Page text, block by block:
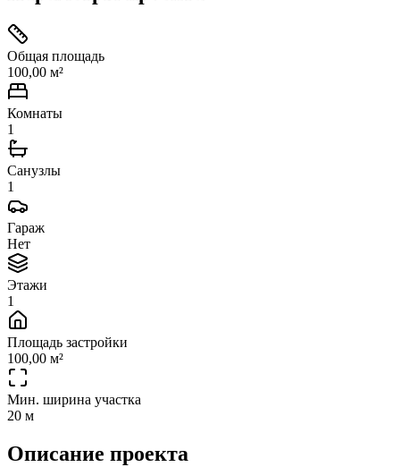
Общая площадь
100,00 м²
Комнаты
1
Санузлы
1
Гараж
Нет
Этажи
1
Площадь застройки
100,00 м²
Мин. ширина участка
20 м
Описание проекта